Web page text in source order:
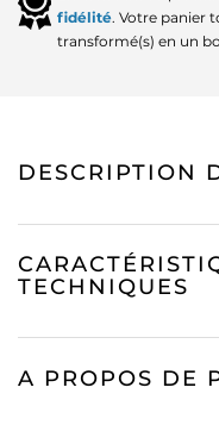
fidélité. Votre panier
transformé(s) en un
DESCRIPTION
TECHNIQUES
A PROPOS DE